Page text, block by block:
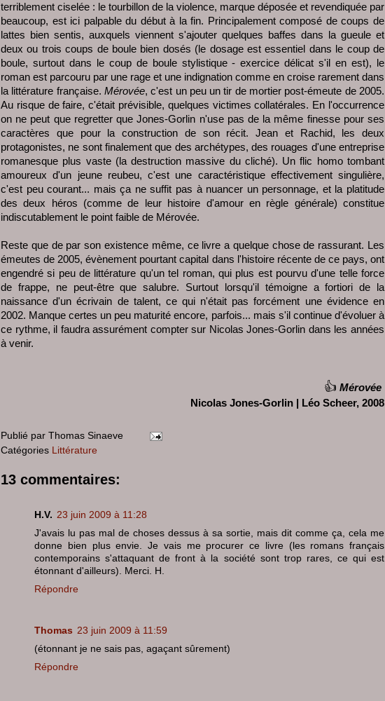
terriblement ciselée : le tourbillon de la violence, marque déposée et revendiquée par
beaucoup, est ici palpable du début à la fin. Principalement composé de coups de
lattes bien sentis, auxquels viennent s'ajouter quelques baffes dans la gueule et
deux ou trois coups de boule bien dosés (le dosage est essentiel dans le coup de
boule, surtout dans le coup de boule stylistique - exercice délicat s'il en est), le
roman est parcouru par une rage et une indignation comme en croise rarement dans
la littérature française. Mérovée, c'est un peu un tir de mortier post-émeute de 2005.
Au risque de faire, c'était prévisible, quelques victimes collatérales. En l'occurrence
on ne peut que regretter que Jones-Gorlin n'use pas de la même finesse pour ses
caractères que pour la construction de son récit. Jean et Rachid, les deux
protagonistes, ne sont finalement que des archétypes, des rouages d'une entreprise
romanesque plus vaste (la destruction massive du cliché). Un flic homo tombant
amoureux d'un jeune reubeu, c'est une caractéristique effectivement singulière,
c'est peu courant... mais ça ne suffit pas à nuancer un personnage, et la platitude
des deux héros (comme de leur histoire d'amour en règle générale) constitue
indiscutablement le point faible de Mérovée.
Reste que de par son existence même, ce livre a quelque chose de rassurant. Les
émeutes de 2005, évènement pourtant capital dans l'histoire récente de ce pays, ont
engendré si peu de littérature qu'un tel roman, qui plus est pourvu d'une telle force
de frappe, ne peut-être que salubre. Surtout lorsqu'il témoigne a fortiori de la
naissance d'un écrivain de talent, ce qui n'était pas forcément une évidence en
2002. Manque certes un peu maturité encore, parfois... mais s'il continue d'évoluer à
ce rythme, il faudra assurément compter sur Nicolas Jones-Gorlin dans les années
à venir.
👍 Mérovée
Nicolas Jones-Gorlin | Léo Scheer, 2008
Publié par Thomas Sinaeve
Catégories Littérature
13 commentaires:
H.V. 23 juin 2009 à 11:28
J'avais lu pas mal de choses dessus à sa sortie, mais dit comme ça, cela me
donne bien plus envie. Je vais me procurer ce livre (les romans français
contemporains s'attaquant de front à la société sont trop rares, ce qui est
étonnant d'ailleurs). Merci. H.
Répondre
Thomas 23 juin 2009 à 11:59
(étonnant je ne sais pas, agaçant sûrement)
Répondre